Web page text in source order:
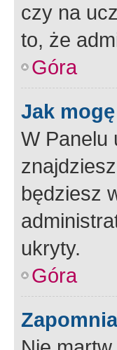
czy na
to, że
Góra
Jak
W Panelu
będziesz
ukryty.
Góra